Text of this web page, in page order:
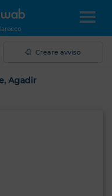
Creare avviso
Agadir